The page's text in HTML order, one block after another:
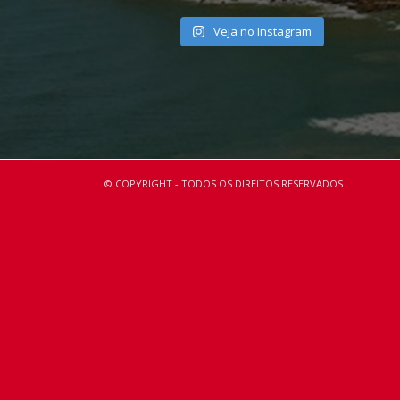
Veja no Instagram
© COPYRIGHT - TODOS OS DIREITOS RESERVADOS